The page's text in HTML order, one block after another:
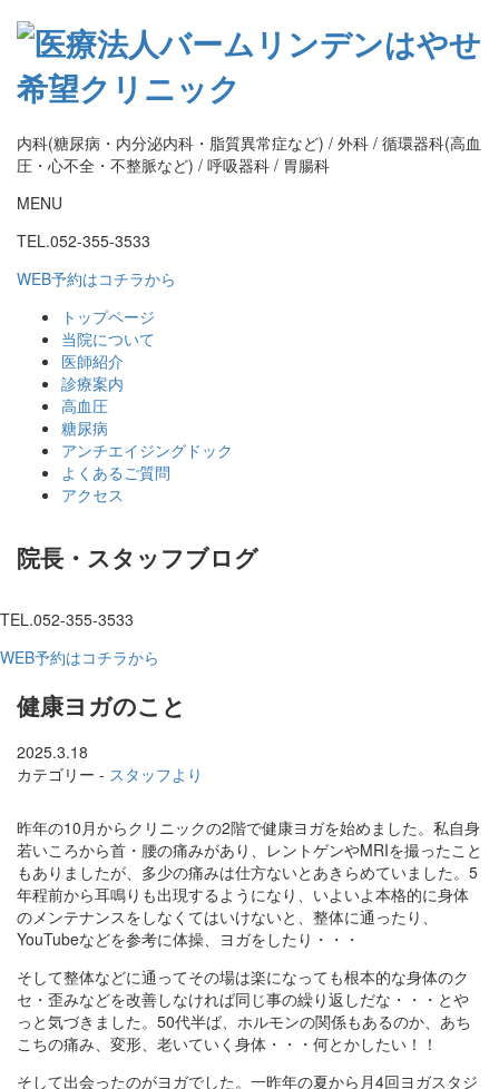
内科(糖尿病・内分泌内科・脂質異常症など) / 外科 / 循環器科(高血
圧・心不全・不整脈など) / 呼吸器科 / 胃腸科
MENU
TEL.052-355-3533
WEB予約はコチラから
トップページ
当院について
医師紹介
診療案内
高血圧
糖尿病
アンチエイジングドック
よくあるご質問
アクセス
院長・スタッフブログ
TEL.052-355-3533
WEB予約はコチラから
健康ヨガのこと
2025.3.18
カテゴリー - スタッフより
昨年の10月からクリニックの2階で健康ヨガを始めました。私自身
若いころから首・腰の痛みがあり、レントゲンやMRIを撮ったこと
もありましたが、多少の痛みは仕方ないとあきらめていました。5
年程前から耳鳴りも出現するようになり、いよいよ本格的に身体
のメンテナンスをしなくてはいけないと、整体に通ったり、
YouTubeなどを参考に体操、ヨガをしたり・・・
そして整体などに通ってその場は楽になっても根本的な身体のク
セ・歪みなどを改善しなければ同じ事の繰り返しだな・・・とや
っと気づきました。50代半ば、ホルモンの関係もあるのか、あち
こちの痛み、変形、老いていく身体・・・何とかしたい！！
そして出会ったのがヨガでした。一昨年の夏から月4回ヨガスタジ